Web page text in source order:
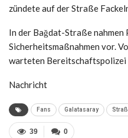
zündete auf der Straße
In der Bağdat-Straße nahmen
Sicherheitsmaßnahmen vor.
warteten Bereitschaftspolizei
Nachricht
Fans Galatasaray
0
39